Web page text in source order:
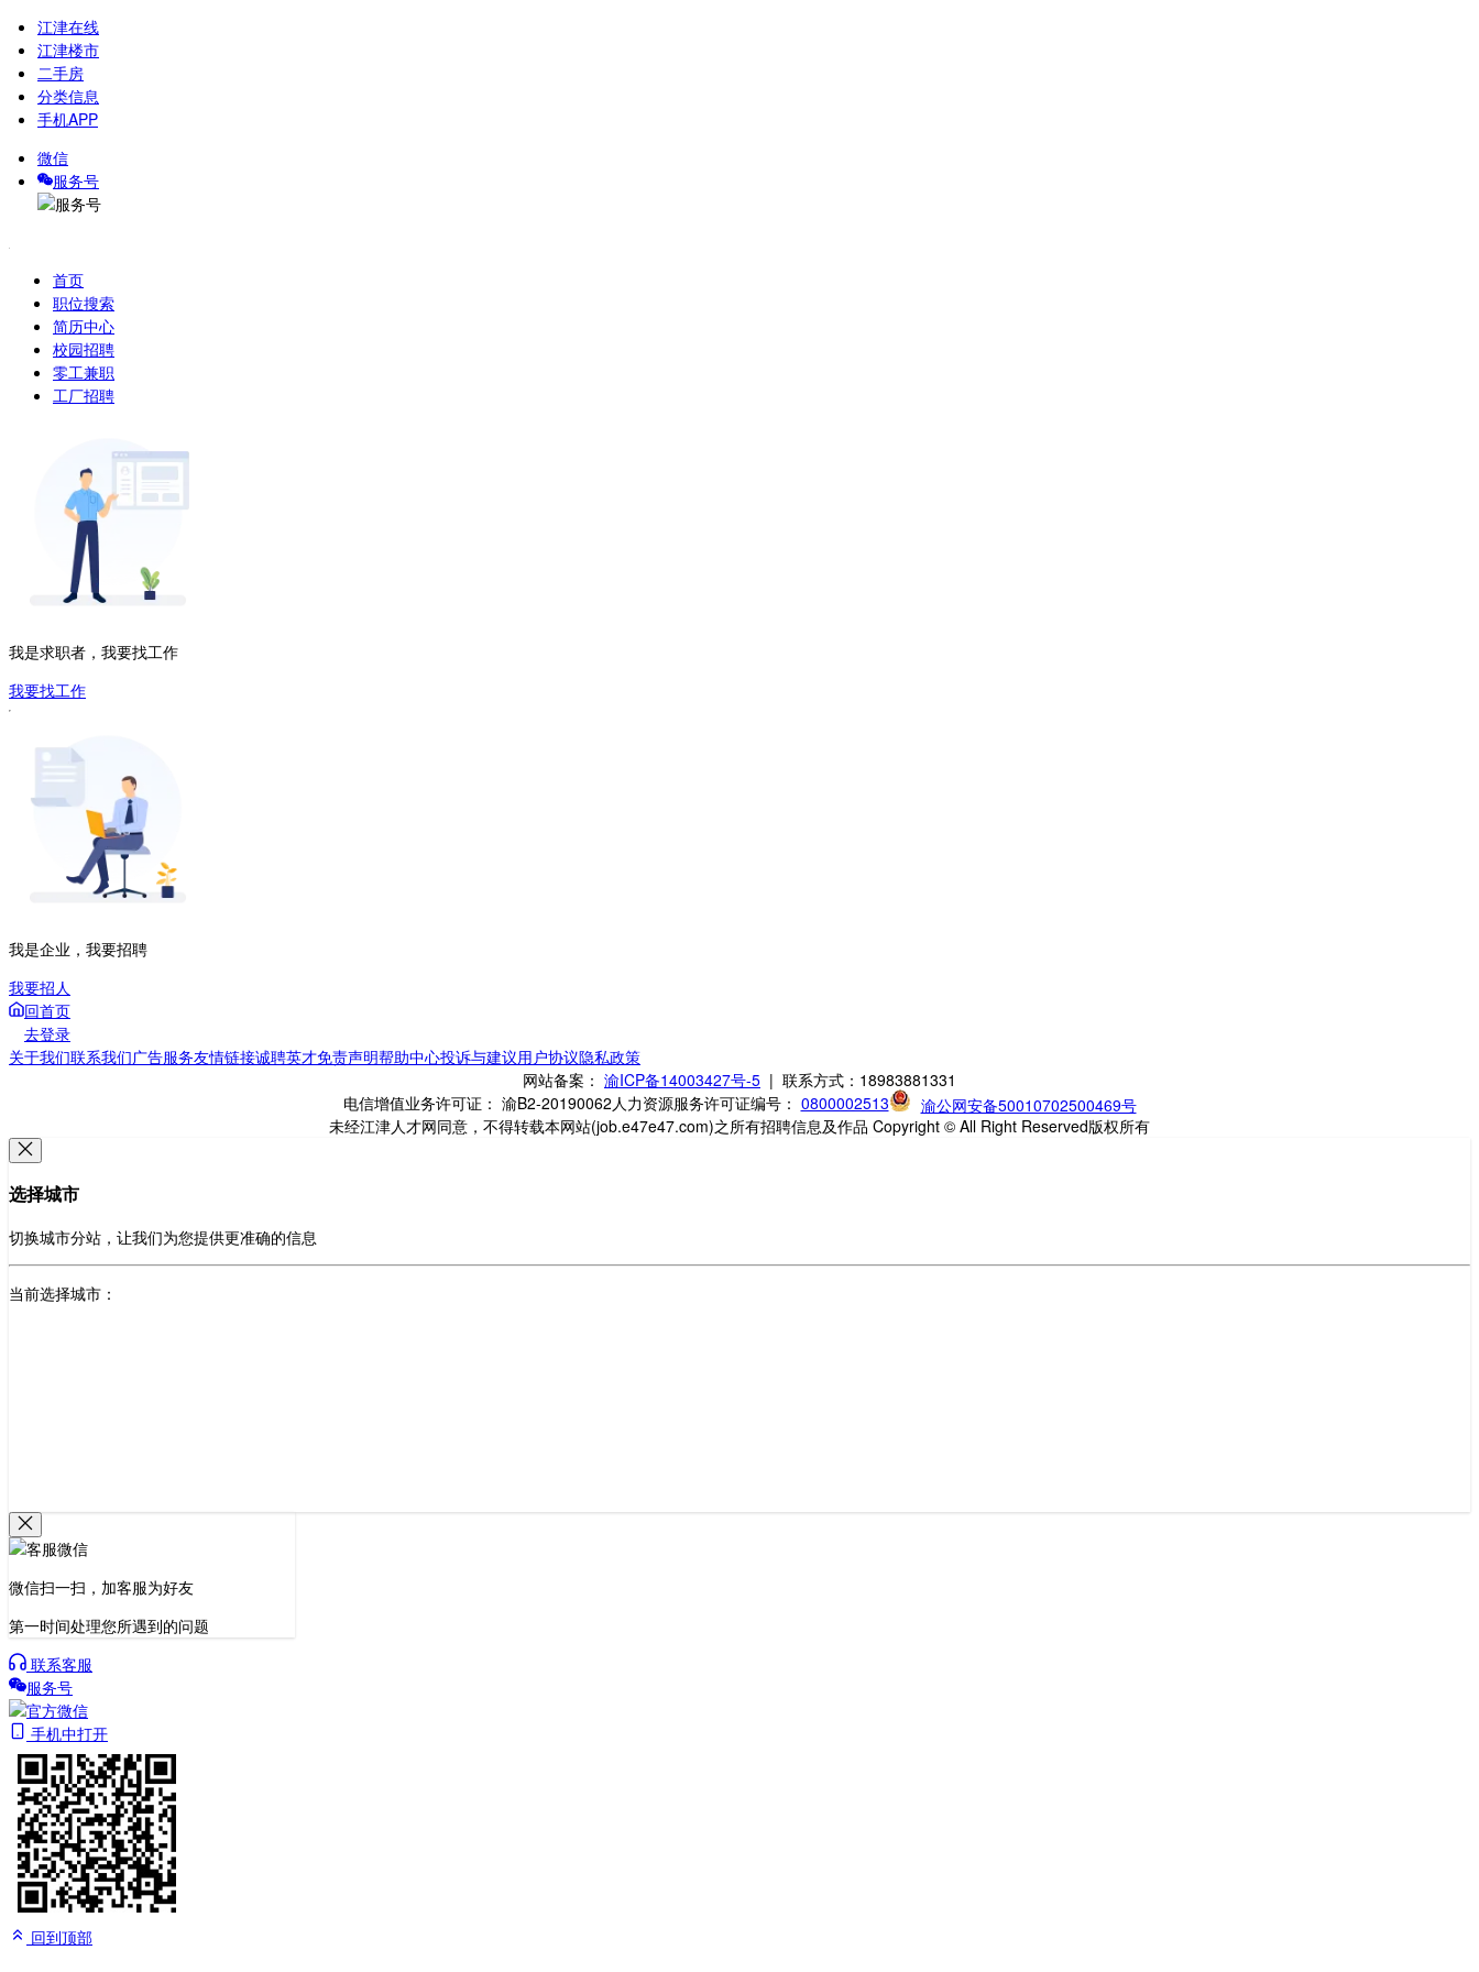
江津在线
江津楼市
二手房
分类信息
手机APP
微信
服务号
首页
职位搜索
简历中心
校园招聘
零工兼职
工厂招聘
我是求职者，我要找工作
我要找工作
我是企业，我要招聘
我要招人
回首页
去登录
关于我们联系我们广告服务友情链接诚聘英才免责声明帮助中心投诉与建议用户协议隐私政策
网站备案： 渝ICP备14003427号-5 | 联系方式：18983881331
电信增值业务许可证： 渝B2-20190062人力资源服务许可证编号： 0800002513
渝公网安备50010702500469号
未经江津人才网同意，不得转载本网站(job.e47e47.com)之所有招聘信息及作品 Copyright © All Right Reserved版权所有
选择城市
切换城市分站，让我们为您提供更准确的信息
当前选择城市：
微信扫一扫，加客服为好友
第一时间处理您所遇到的问题
联系客服
服务号
手机中打开
回到顶部